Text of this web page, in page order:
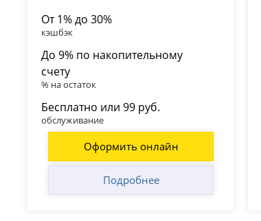
От 1% до 30%
кэшбэк
До 9% по накопительному
счету
% на остаток
Бесплатно или 99 руб.
обслуживание
Оформить онлайн
Подробнее